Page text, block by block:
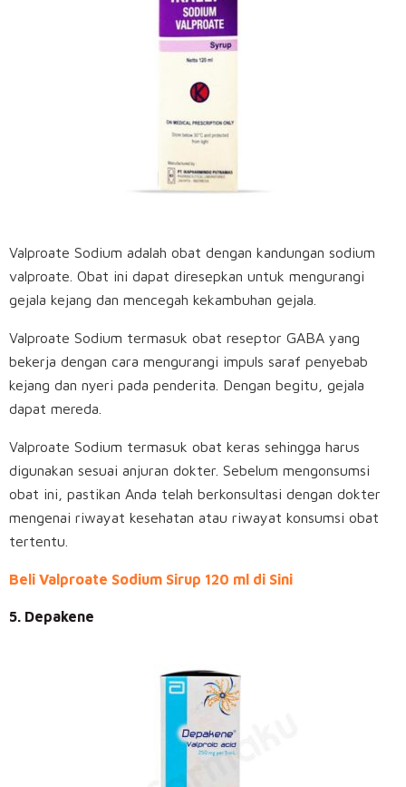
Valproate Sodium adalah obat dengan kandungan sodium
valproate. Obat ini dapat diresepkan untuk mengurangi
gejala kejang dan mencegah kekambuhan gejala.
Valproate Sodium termasuk obat reseptor GABA yang
bekerja dengan cara mengurangi impuls saraf penyebab
kejang dan nyeri pada penderita. Dengan begitu, gejala
dapat mereda.
Valproate Sodium termasuk obat keras sehingga harus
digunakan sesuai anjuran dokter. Sebelum mengonsumsi
obat ini, pastikan Anda telah berkonsultasi dengan dokter
mengenai riwayat kesehatan atau riwayat konsumsi obat
tertentu.
Beli Valproate Sodium Sirup 120 ml di Sini
5. Depakene